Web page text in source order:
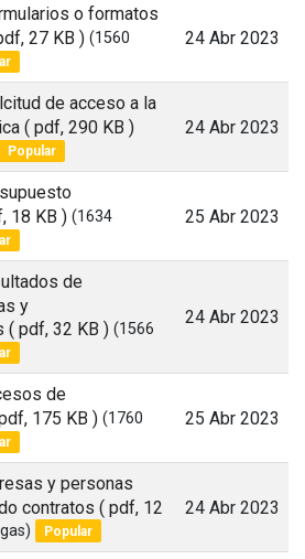
o formatos
27 KB ) (1560
24 Abr 2023
de acceso a la
( pdf, 290 KB )
Popular
24 Abr 2023
18 KB ) (1634
25 Abr 2023
de
y
( pdf, 32 KB ) (1566
24 Abr 2023
de
175 KB ) (1760
25 Abr 2023
y personas
contratos ( pdf, 12
Popular
24 Abr 2023